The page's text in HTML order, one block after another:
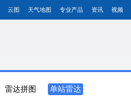
云图 天气地图 专业产品 资讯 视频
雷达拼图 单站雷达